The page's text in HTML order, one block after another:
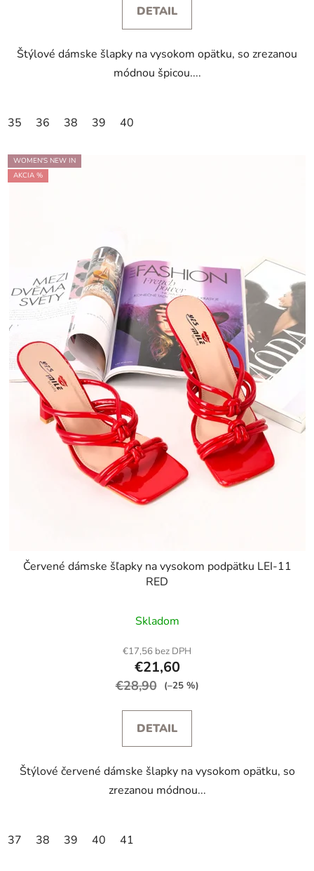
DETAIL
Štýlové dámske šlapky na vysokom opätku, so zrezanou
módnou špicou....
35 36 38 39 40
WOMEN'S NEW IN
AKCIA %
Červené dámske šľapky na vysokom podpätku LEI-11
RED
Skladom
€17,56 bez DPH
€21,60
€28,90 (–25 %)
DETAIL
Štýlové červené dámske šlapky na vysokom opätku, so
zrezanou módnou...
37 38 39 40 41